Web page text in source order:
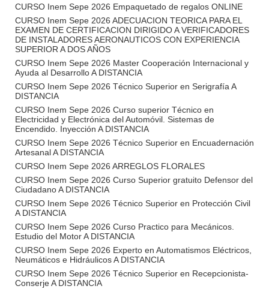
CURSO Inem Sepe 2026 Empaquetado de regalos ONLINE
CURSO Inem Sepe 2026 ADECUACION TEORICA PARA EL
EXAMEN DE CERTIFICACION DIRIGIDO A VERIFICADORES
DE INSTALADORES AERONAUTICOS CON EXPERIENCIA
SUPERIOR A DOS AÑOS
CURSO Inem Sepe 2026 Master Cooperación Internacional y
Ayuda al Desarrollo A DISTANCIA
CURSO Inem Sepe 2026 Técnico Superior en Serigrafía A
DISTANCIA
CURSO Inem Sepe 2026 Curso superior Técnico en
Electricidad y Electrónica del Automóvil. Sistemas de
Encendido. Inyección A DISTANCIA
CURSO Inem Sepe 2026 Técnico Superior en Encuadernación
Artesanal A DISTANCIA
CURSO Inem Sepe 2026 ARREGLOS FLORALES
CURSO Inem Sepe 2026 Curso Superior gratuito Defensor del
Ciudadano A DISTANCIA
CURSO Inem Sepe 2026 Técnico Superior en Protección Civil
A DISTANCIA
CURSO Inem Sepe 2026 Curso Practico para Mecánicos.
Estudio del Motor A DISTANCIA
CURSO Inem Sepe 2026 Experto en Automatismos Eléctricos,
Neumáticos e Hidráulicos A DISTANCIA
CURSO Inem Sepe 2026 Técnico Superior en Recepcionista-
Conserje A DISTANCIA